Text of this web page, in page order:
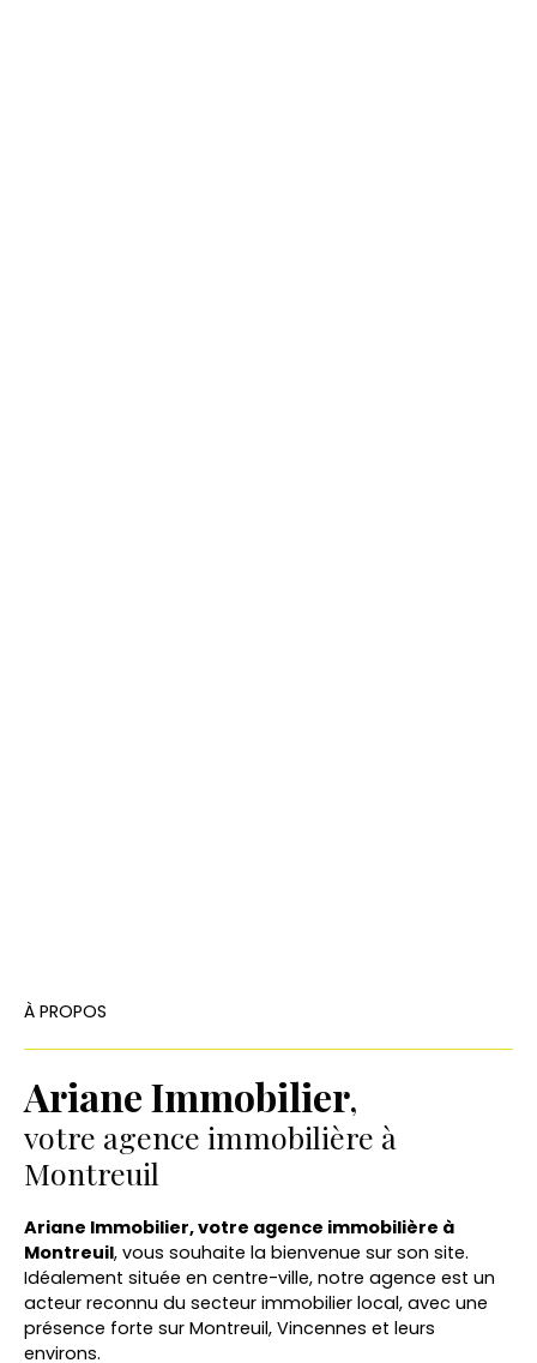
À PROPOS
Ariane Immobilier,
votre agence immobilière à
Montreuil
Ariane Immobilier, votre agence immobilière à
Montreuil, vous souhaite la bienvenue sur son site.
Idéalement située en centre-ville, notre agence est un
acteur reconnu du secteur immobilier local, avec une
présence forte sur Montreuil, Vincennes et leurs
environs.